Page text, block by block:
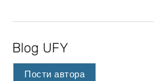
Blog UFY
Пости автора